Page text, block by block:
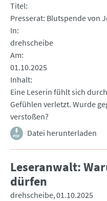
Titel
Presserat: Blutspende von
In
drehscheibe
Am
01.10.2025
Inhalt
Eine Leserin fühlt sich
Gefühlen verletzt. Wurde
verstoßen?
Datei herunterladen
Leseranwalt:
dürfen
drehscheibe 01.10.2025